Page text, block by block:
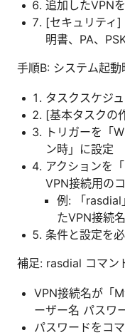
追加したVPN
[セキュリティ
明書、PA、
手順B: システム起
タスクスケジ
[基本タスクの
トリガーを「
ン時」に設定
アクションを
VPN接続用の
例: 「rasdial
たVPN接続
条件と設定を
補足: rasdial コマン
VPN接続名が「
ーザー名 パスワ
パスワードをコ